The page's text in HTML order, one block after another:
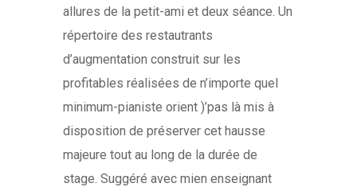
allures de la petit-ami et deux séance. Un
répertoire des restautrants
d’augmentation construit sur les
profitables réalisées de n’importe quel
minimum-pianiste orient )’pas là mis à
disposition de préserver cet hausse
majeure tout au long de la durée de
stage. Suggéré avec mien enseignant